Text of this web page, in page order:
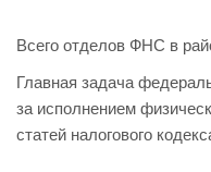
Всего отделов ФНС в
Главная задача
за исполнением
статей налогового